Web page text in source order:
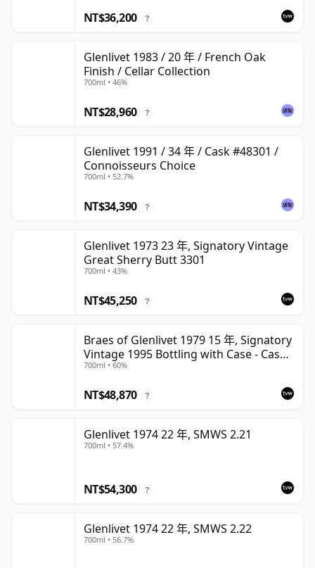
NT$36,200 ?
Glenlivet 1983 / 20 年 / French Oak
Finish / Cellar Collection
700ml • 46%
NT$28,960 ?
Glenlivet 1991 / 34 年 / Cask #48301 /
Connoisseurs Choice
700ml • 52.7%
NT$34,390 ?
Glenlivet 1973 23 年, Signatory Vintage
Great Sherry Butt 3301
700ml • 43%
NT$45,250 ?
Braes of Glenlivet 1979 15 年, Signatory
Vintage 1995 Bottling with Case - Cask
16040
700ml • 60%
NT$48,870 ?
Glenlivet 1974 22 年, SMWS 2.21
700ml • 57.4%
NT$54,300 ?
Glenlivet 1974 22 年, SMWS 2.22
700ml • 56.7%